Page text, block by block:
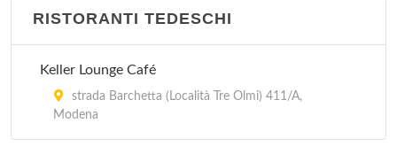
RISTORANTI TEDESCHI
Keller Lounge Café
strada Barchetta (Località Tre Olmi) 411/A,
Modena